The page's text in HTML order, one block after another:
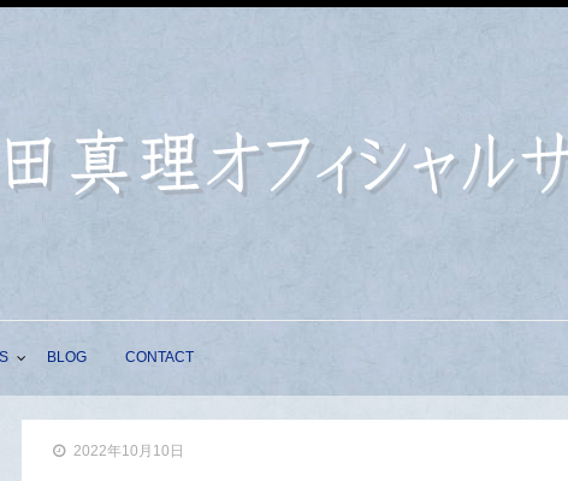
BLOG CONTACT
2022年10月10日